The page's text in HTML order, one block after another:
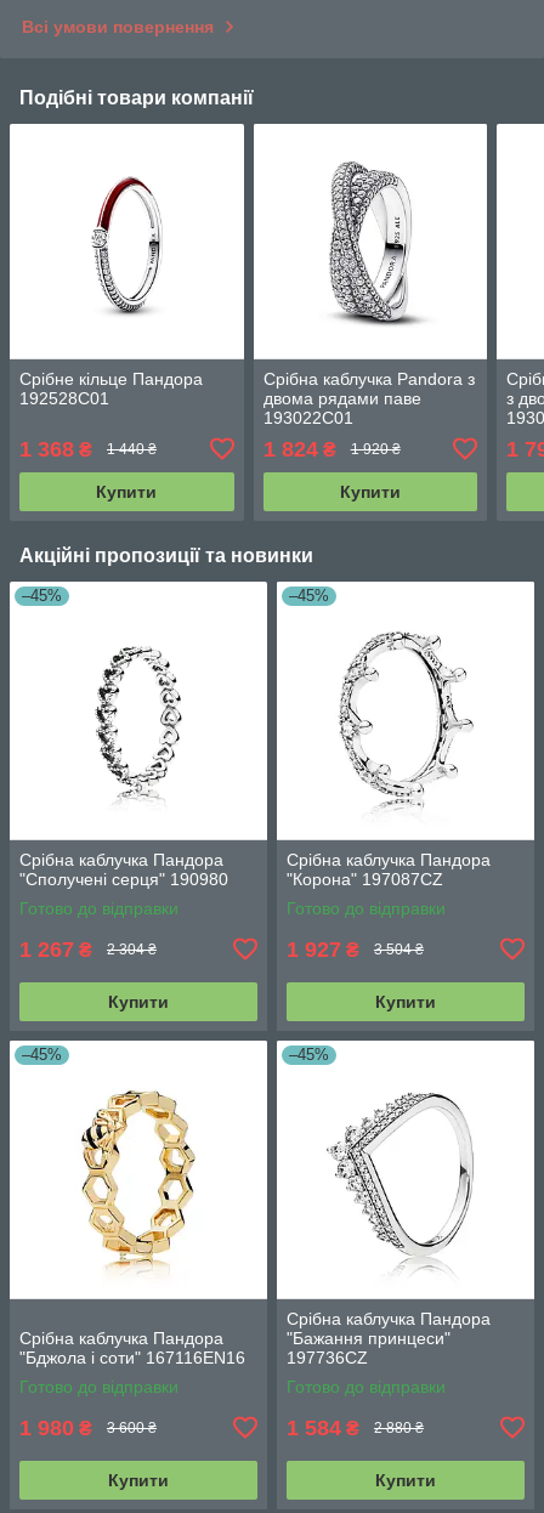
Всі умови повернення
Подібні товари компанії
Срібне кільце Пандора
192528C01
1 368 ₴ 1 440 ₴
Купити
Срібна каблучка Pandora з
двома рядами паве
193022C01
1 824₴ 1 920 ₴
Купити
з
1
Акційні пропозиції та новинки
–45%
Срібна каблучка Пандора
"Сполучені серця" 190980
Готово до відправки
1 267 ₴ 2 304 ₴
Купити
–45%
Срібна каблучка Пандора
"Корона" 197087CZ
Готово до відправки
1 927 ₴ 3 504 ₴
Купити
–45%
Срібна каблучка Пандора
"Бджола і соти" 167116EN16
Готово до відправки
1 980 ₴ 3 600 ₴
Купити
–45%
Срібна каблучка Пандора
"Бажання принцеси"
197736CZ
Готово до відправки
1 584 ₴ 2 880 ₴
Купити